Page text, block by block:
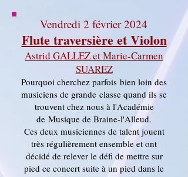
Vendredi 2 février 2024
Flute traversière et Violon
Astrid GALLEZ et Marie-Carmen
SUAREZ
Pourquoi cherchez parfois bien loin des
musiciens de grande classe quand ils se
trouvent chez nous à l'Académie
de Musique de Braine-l'Alleud.
Ces deux musiciennes de talent jouent
très régulièrement ensemble et ont
décidé de relever le défi de mettre sur
pied ce concert suite à un pied dans le